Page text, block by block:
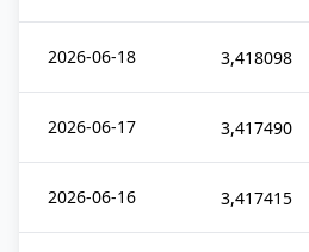
2026-06-18 3,418098
2026-06-17 3,417490
2026-06-16 3,417415